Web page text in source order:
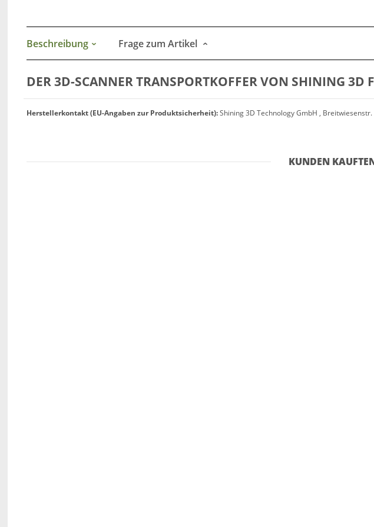
Beschreibung Frage zum Artikel
DER 3D-SCANNER TRANSPORTKOFFER VON SHINING 3D
Herstellerkontakt (EU-Angaben zur Produktsicherheit):Shining 3D Technology GmbH ,
KUNDEN